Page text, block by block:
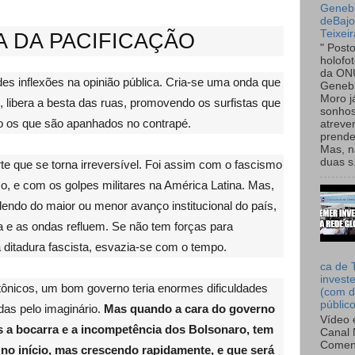
DA PACIFICAÇÃO
inflexões na opinião pública. Cria-se uma onda que
libera a besta das ruas, promovendo os surfistas que
que são apanhados no contrapé.
que se torna irreversível. Foi assim com o fascismo
e com os golpes militares na América Latina. Mas,
do maior ou menor avanço institucional do país,
e as ondas refluem. Se não tem forças para
fascista, esvazia-se com o tempo.
um bom governo teria enormes dificuldades
pelo imaginário. Mas quando a cara do governo
a bocarra e a incompetência dos Bolsonaro, tem
início, mas crescendo rapidamente, e que será
"
da
Moro
Mas,
duas
ca de
(com
Vídeo
Canal